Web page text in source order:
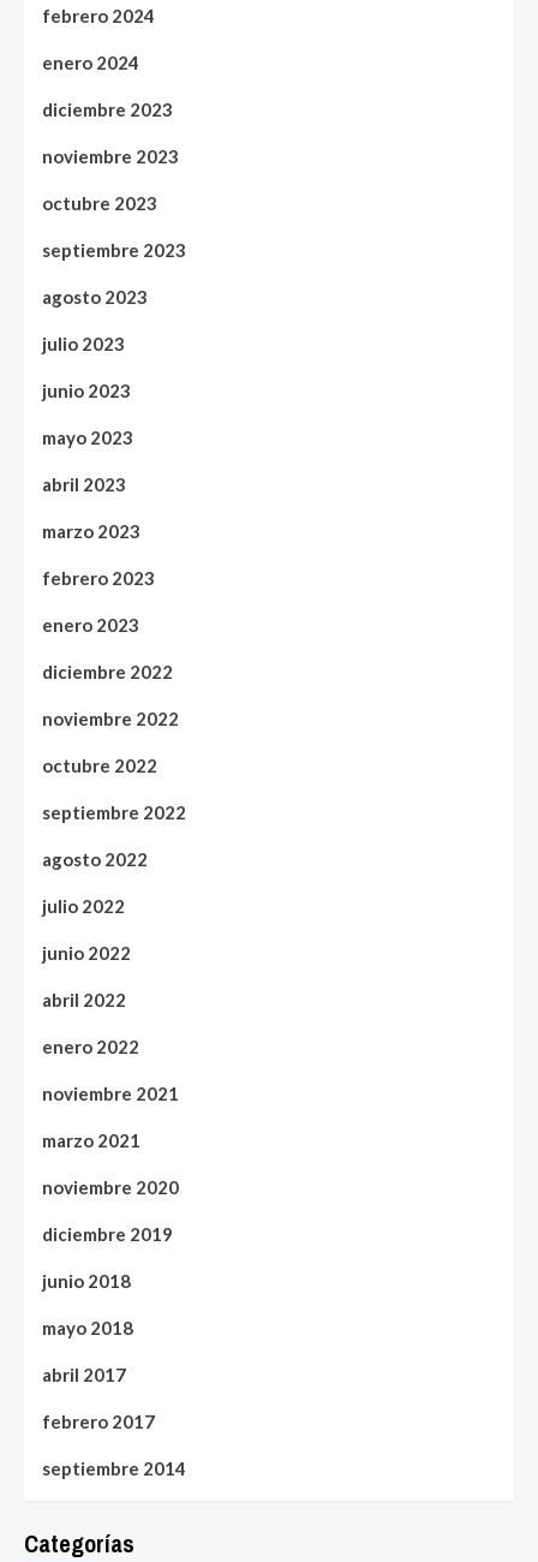
febrero 2024
enero 2024
diciembre 2023
noviembre 2023
octubre 2023
septiembre 2023
agosto 2023
julio 2023
junio 2023
mayo 2023
abril 2023
marzo 2023
febrero 2023
enero 2023
diciembre 2022
noviembre 2022
octubre 2022
septiembre 2022
agosto 2022
julio 2022
junio 2022
abril 2022
enero 2022
noviembre 2021
marzo 2021
noviembre 2020
diciembre 2019
junio 2018
mayo 2018
abril 2017
febrero 2017
septiembre 2014
Categorías